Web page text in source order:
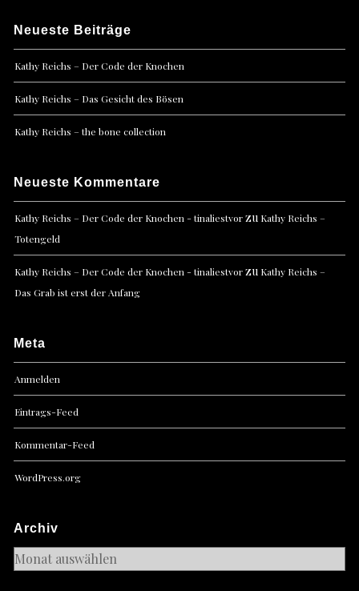
Neueste Beiträge
Kathy Reichs – Der Code der Knochen
Kathy Reichs – Das Gesicht des Bösen
Kathy Reichs – the bone collection
Neueste Kommentare
Kathy Reichs – Der Code der Knochen - tinaliestvorzu Kathy Reichs –
Totengeld
Kathy Reichs – Der Code der Knochen - tinaliestvorzu Kathy Reichs –
Das Grab ist erst der Anfang
Meta
Anmelden
Eintrags-Feed
Kommentar-Feed
WordPress.org
Archiv
Archiv